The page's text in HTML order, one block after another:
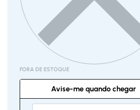
FORA DE ESTOQUE
Avise-me quando chegar